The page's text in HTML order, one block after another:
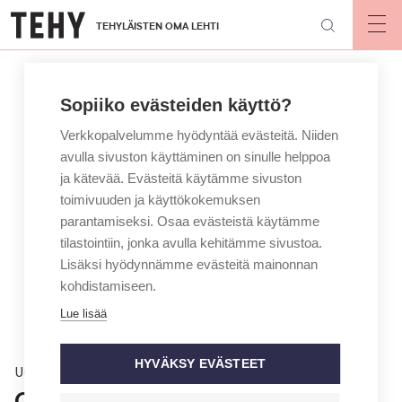
Hyppää
pääsisältöön
TEHYLÄISTEN OMA LEHTI
Uutinen
Sopiiko evästeiden käyttö?
Verkkopalvelumme hyödyntää evästeitä. Niiden
avulla sivuston käyttäminen on sinulle helppoa
ja kätevää. Evästeitä käytämme sivuston
toimivuuden ja käyttökokemuksen
parantamiseksi. Osaa evästeistä käytämme
tilastointiin, jonka avulla kehitämme sivustoa.
Lisäksi hyödynnämme evästeitä mainonnan
kohdistamiseen.
Lue lisää
HYVÄKSY EVÄSTEET